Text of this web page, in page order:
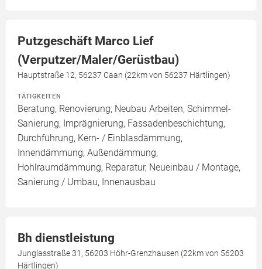
Putzgeschäft Marco Lief
(Verputzer/Maler/Gerüstbau)
Hauptstraße 12, 56237 Caan (22km von 56237 Härtlingen)
TÄTIGKEITEN
Beratung, Renovierung, Neubau Arbeiten, Schimmel-
Sanierung, Imprägnierung, Fassadenbeschichtung,
Durchführung, Kern- / Einblasdämmung,
Innendämmung, Außendämmung,
Hohlraumdämmung, Reparatur, Neueinbau / Montage,
Sanierung / Umbau, Innenausbau
Bh dienstleistung
Junglasstraße 31, 56203 Höhr-Grenzhausen (22km von 56203
Härtlingen)